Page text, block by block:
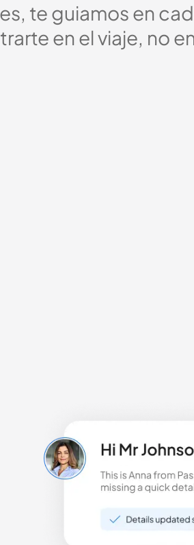
te guiamos en
en el viaje, no